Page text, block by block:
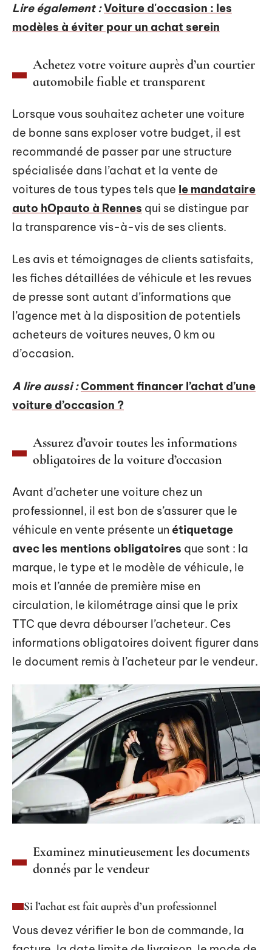
Lire également :Voiture d'occasion : les
modèles à éviter pour un achat serein
Achetez votre voiture auprès d’un courtier
automobile fiable et transparent
Lorsque vous souhaitez acheter une voiture
de bonne sans exploser votre budget, il est
recommandé de passer par une structure
spécialisée dans l’achat et la vente de
voitures de tous types tels que le mandataire
auto hOpauto à Rennes qui se distingue par
la transparence vis-à-vis de ses clients.
Les avis et témoignages de clients satisfaits,
les fiches détaillées de véhicule et les revues
de presse sont autant d’informations que
l’agence met à la disposition de potentiels
acheteurs de voitures neuves, 0 km ou
d’occasion.
A lire aussi :Comment financer l’achat d’une
voiture d’occasion ?
Assurez d’avoir toutes les informations
obligatoires de la voiture d’occasion
Avant d’acheter une voiture chez un
professionnel, il est bon de s’assurer que le
véhicule en vente présente un étiquetage
avec les mentions obligatoires que sont : la
marque, le type et le modèle de véhicule, le
mois et l’année de première mise en
circulation, le kilométrage ainsi que le prix
TTC que devra débourser l’acheteur. Ces
informations obligatoires doivent figurer dans
le document remis à l’acheteur par le vendeur.
Examinez minutieusement les documents
donnés par le vendeur
Si l’achat est fait auprès d’un professionnel
Vous devez vérifier le bon de commande, la